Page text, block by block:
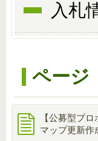
入札
ページ
【公募型プ
マップ更新作